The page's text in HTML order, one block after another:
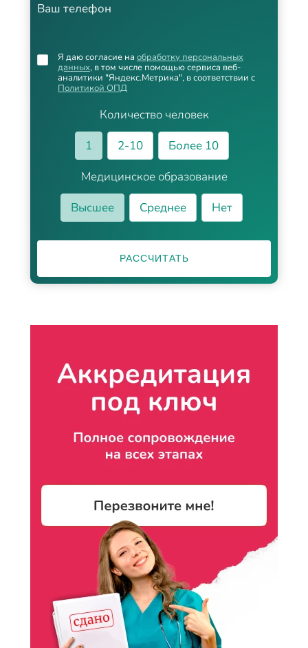
Ваш телефон
Количество человек
1
2-10
Более 10
Медицинское образование
Высшее
Среднее Нет
Я даю согласие на обработку персональных
данных, в том числе помощью сервиса веб-
аналитики "Яндекс.Метрика", в соответствии с
Политикой ОПД
РАССЧИТАТЬ